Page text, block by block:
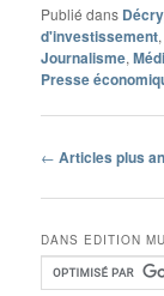
Publié dans
d'investissement
Journalisme,
Presse
Navigation
articles
← Articles plus
DANS EDITION